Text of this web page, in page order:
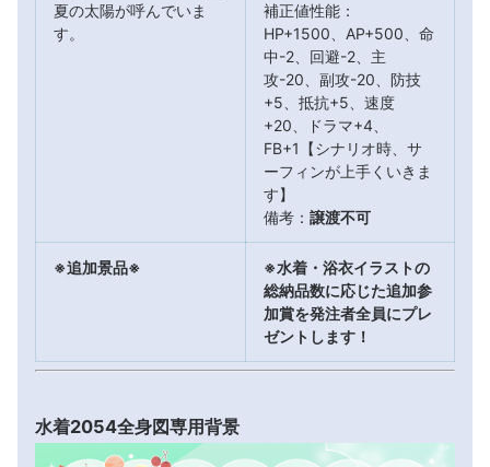
夏の太陽が呼んでいま
す。
補正値性能：
HP+1500、AP+500、命
中-2、回避-2、主
攻-20、副攻-20、防技
+5、抵抗+5、速度
+20、ドラマ+4、
FB+1【シナリオ時、サ
ーフィンが上手くいきま
す】
備考： 譲渡不可
※追加景品※
※水着・浴衣イラストの
総納品数に応じた追加参
加賞を発注者全員にプレ
ゼントします！
水着2054全身図専用背景